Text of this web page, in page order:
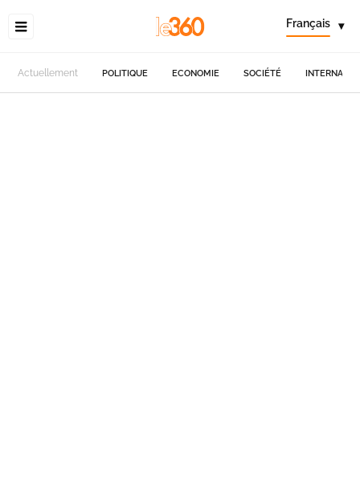
Français ▾
Actuellement POLITIQUE ECONOMIE SOCIÉTÉ